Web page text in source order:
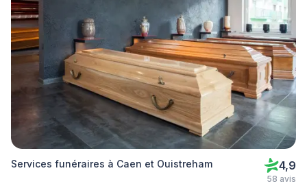
Services funéraires à Caen et Ouistreham 4,9
58 avis